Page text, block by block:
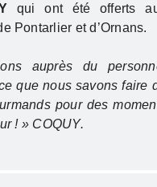
qui ont été offerts
Pontarlier et d’Ornans.
auprès du
que nous savons faire
pour des
! » COQUY.